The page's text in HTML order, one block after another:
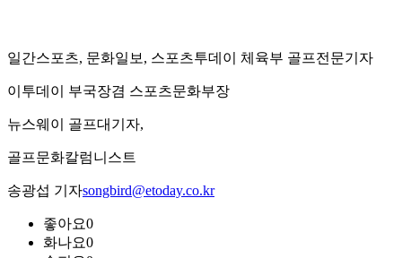
일간스포츠, 문화일보, 스포츠투데이 체육부 골프전문기자
이투데이 부국장겸 스포츠문화부장
뉴스웨이 골프대기자,
골프문화칼럼니스트
송광섭 기자songbird@etoday.co.kr
좋아요0
화나요0